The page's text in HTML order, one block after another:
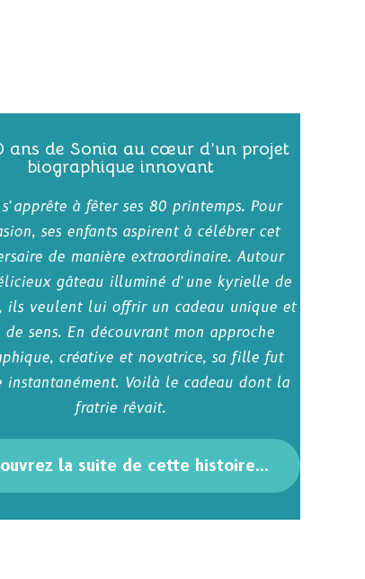
ans de Sonia au cœur d’un projet
biographique innovant
à fêter ses 80 printemps. Pour
ses enfants aspirent à célébrer cet
de manière extraordinaire. Autour
gâteau illuminé d’une kyrielle de
ils veulent lui offrir un cadeau unique et
de sens. En découvrant mon approche
créative et novatrice, sa fille fut
instantanément. Voilà le cadeau dont la
fratrie rêvait.
la suite de cette histoire...